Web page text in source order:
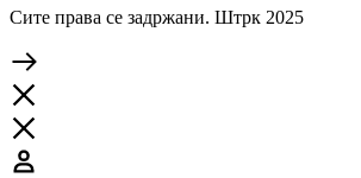
Сите права се задржани. Штрк 2025